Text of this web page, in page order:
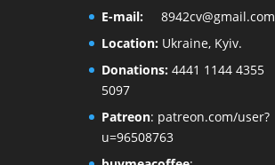
E-mail:
8942cv@gmail.com
Location: Ukraine, Kyiv.
Donations: 4441 1144 4355
5097
Patreon: patreon.com/user?
u=96508763